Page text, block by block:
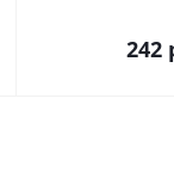
242